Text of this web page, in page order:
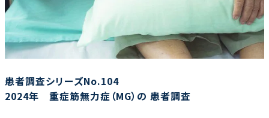
調査の種類で選ぶ
患者調査シリーズNo.104
2024年 重症筋無力症（MG）の 患者調査